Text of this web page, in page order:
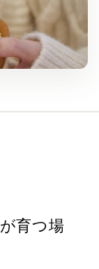
育つ場